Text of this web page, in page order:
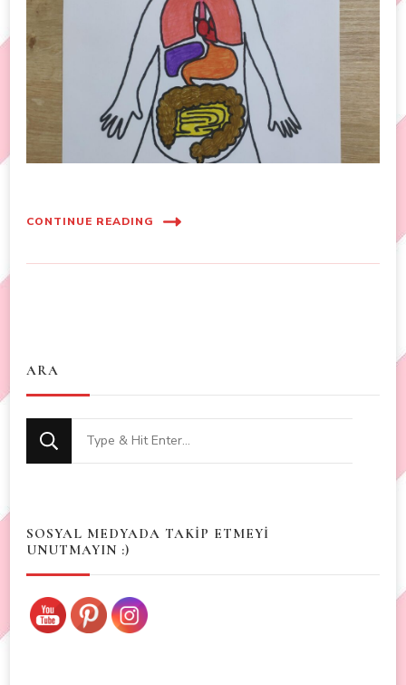
CONTINUE READING
ARA
Looking
for
SOSYAL MEDYADA TAKİP ETMEYİ
UNUTMAYIN :)